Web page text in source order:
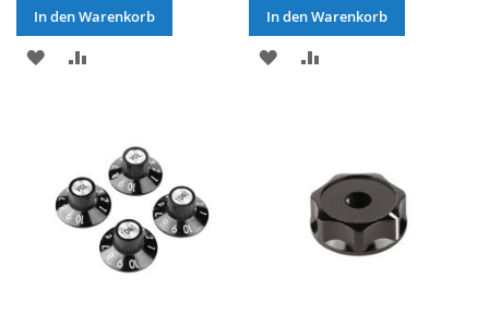
In den Warenkorb
MERKEN
In den Warenkorb
MERKEN